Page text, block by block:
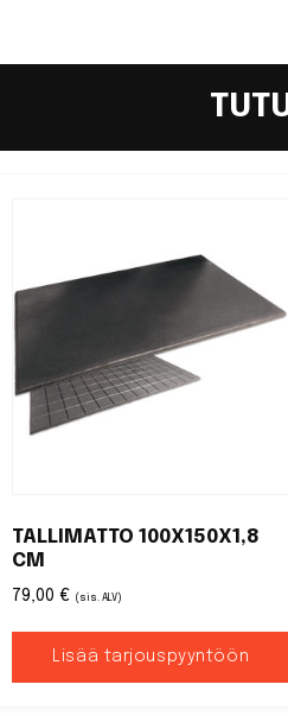
TALLIMATTO 100X150X1,8
CM
79,00€ (sis. ALV)
Lisää tarjouspyyntöön